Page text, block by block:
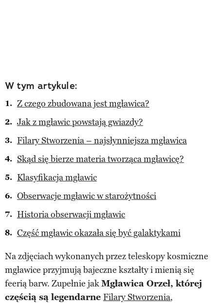
W tym artykule:
Z czego zbudowana jest mgławica?
Jak z mgławic powstają gwiazdy?
Filary Stworzenia – najsłynniejsza mgławica
Skąd się bierze materia tworząca mgławicę?
Klasyfikacja mgławic
Obserwacje mgławic w starożytności
Historia obserwacji mgławic
Część mgławic okazała się być galaktykami
Na zdjęciach wykonanych przez teleskopy kosmiczne
mgławice przyjmują bajeczne kształty i mienią się
feerią barw. Zupełnie jakMgławica Orzeł, której
częścią są legendarne Filary Stworzenia,